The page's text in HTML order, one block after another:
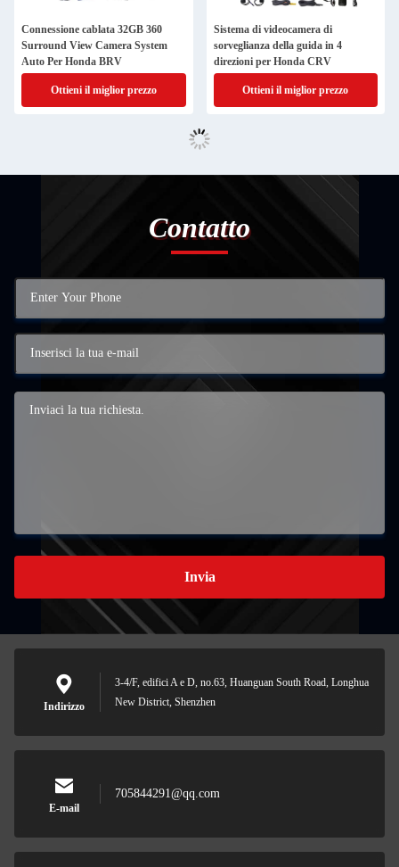
Connessione cablata 32GB 360
Surround View Camera System
Auto Per Honda BRV
Ottieni il miglior prezzo
Sistema di videocamera di
sorveglianza della guida in 4
direzioni per Honda CRV
Ottieni il miglior prezzo
Contatto
Invia
Indirizzo
3-4/F, edifici A e D, no.63, Huanguan South Road, Longhua
New District, Shenzhen
E-mail
705844291@qq.com